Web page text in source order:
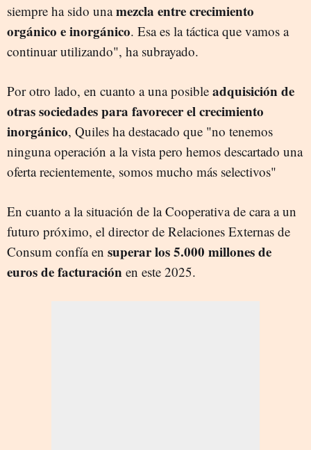
siempre ha sido unamezcla entre crecimiento
orgánico e inorgánico. Esa es la táctica que vamos a
continuar utilizando", ha subrayado.
Por otro lado, en cuanto a una posible adquisición de
otras sociedades para favorecer el crecimiento
inorgánico, Quiles ha destacado que "no tenemos
ninguna operación a la vista pero hemos descartado una
oferta recientemente, somos mucho más selectivos"
En cuanto a la situación de la Cooperativa de cara a un
futuro próximo, el director de Relaciones Externas de
Consum confía en superar los 5.000 millones de
euros de facturación en este 2025.